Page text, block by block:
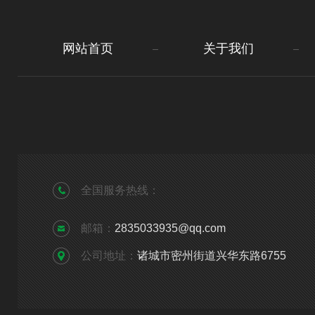
网站首页 关于我们
全国服务热线：
邮箱： 2835033935@qq.com
公司地址： 诸城市密州街道兴华东路6755